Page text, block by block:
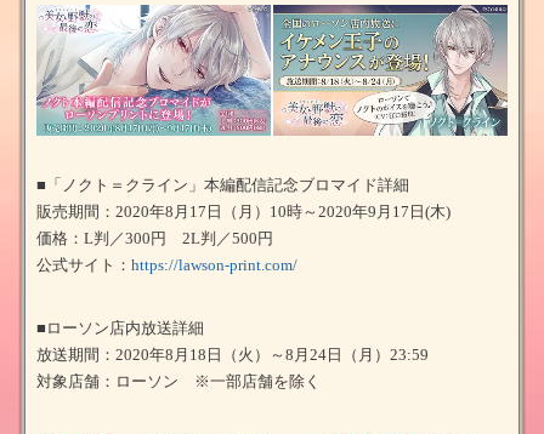
■「ノクト＝クライン」本編配信記念ブロマイド詳細
販売期間：2020年8月17日（月）10時～2020年9月17日(木)
価格：L判／300円 2L判／500円
公式サイト： https://lawson-print.com/
■ローソン店内放送詳細
放送期間：2020年8月18日（火）～8月24日（月）23:59
対象店舗：ローソン ※一部店舗を除く